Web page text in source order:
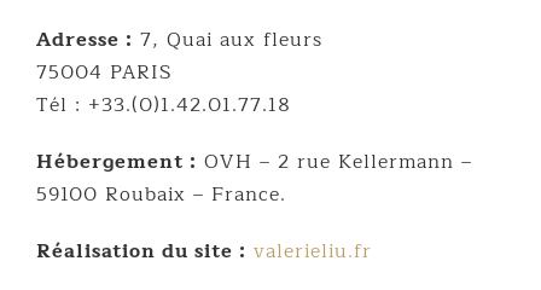
Adresse : 7, Quai aux fleurs
75004 PARIS
Tél : +33.(0)1.42.01.77.18
Hébergement : OVH – 2 rue Kellermann –
59100 Roubaix – France.
Réalisation du site : valerieliu.fr